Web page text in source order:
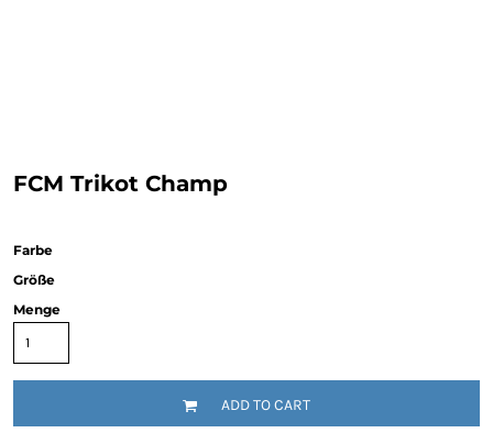
FCM Trikot Champ
Farbe
Größe
Menge
ADD TO CART